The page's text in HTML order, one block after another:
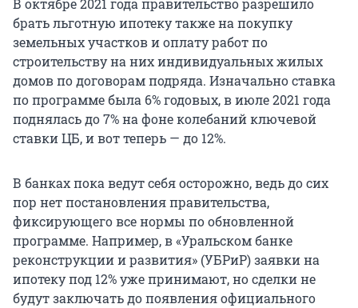
В октябре 2021 года правительство разрешило
брать льготную ипотеку также на покупку
земельных участков и оплату работ по
строительству на них индивидуальных жилых
домов по договорам подряда. Изначально ставка
по программе была 6% годовых, в июле 2021 года
поднялась до 7% на фоне колебаний ключевой
ставки ЦБ, и вот теперь — до 12%.
В банках пока ведут себя осторожно, ведь до сих
пор нет постановления правительства,
фиксирующего все нормы по обновленной
программе. Например, в «Уральском банке
реконструкции и развития» (УБРиР) заявки на
ипотеку под 12% уже принимают, но сделки не
будут заключать до появления официального